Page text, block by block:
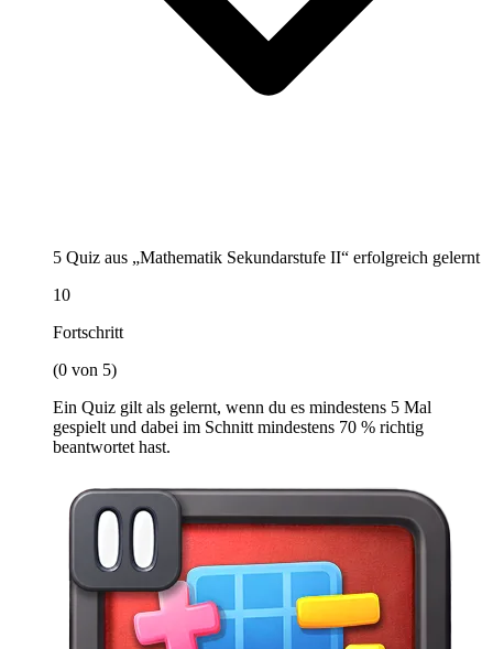
5 Quiz aus „Mathematik Sekundarstufe II“ erfolgreich gelernt
10
Fortschritt
(0 von 5)
Ein Quiz gilt als gelernt, wenn du es mindestens 5 Mal
gespielt und dabei im Schnitt mindestens 70 % richtig
beantwortet hast.